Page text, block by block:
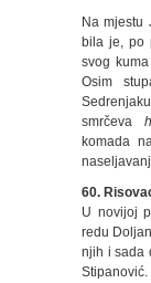
Na mjestu
bila je, po
svog
Osim
smrčeva
komada
60.
U novijoj
redu
njih i sada